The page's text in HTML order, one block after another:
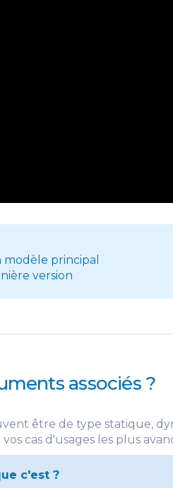
principal
version
associés ?
être de type statique,
cas d'usages les plus
c'est ?